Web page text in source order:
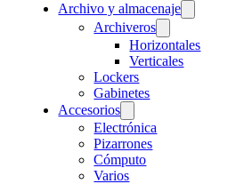
Archivo y almacenaje
Archiveros
Horizontales
Verticales
Lockers
Gabinetes
Accesorios
Electrónica
Pizarrones
Cómputo
Varios